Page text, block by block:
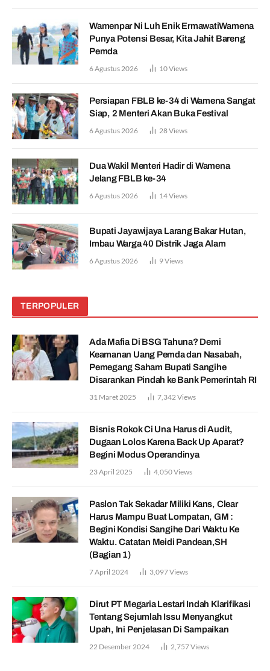
Wamenpar Ni Luh Enik ErmawatiWamena
Punya Potensi Besar, Kita Jahit Bareng
Pemda
6 Agustus 2026 10Views
Persiapan FBLB ke-34 di Wamena Sangat
Siap, 2 Menteri Akan Buka Festival
6 Agustus 2026 28Views
Dua Wakil Menteri Hadir di Wamena
Jelang FBLB ke-34
6 Agustus 2026 14Views
Bupati Jayawijaya Larang Bakar Hutan,
Imbau Warga 40 Distrik Jaga Alam
6 Agustus 2026 9Views
TERPOPULER
Ada Mafia Di BSG Tahuna? Demi
Keamanan Uang Pemda dan Nasabah,
Pemegang Saham Bupati Sangihe
Disarankan Pindah ke Bank Pemerintah RI
31 Maret 2025 7,342 Views
Bisnis Rokok Ci Una Harus di Audit,
Dugaan Lolos Karena Back Up Aparat?
Begini Modus Operandinya
23 April 2025 4,050Views
Paslon Tak Sekadar Miliki Kans, Clear
Harus Mampu Buat Lompatan, GM :
Begini Kondisi Sangihe Dari Waktu Ke
Waktu. Catatan Meidi Pandean,SH
(Bagian 1)
7 April 2024 3,097Views
Dirut PT Megaria Lestari Indah Klarifikasi
Tentang Sejumlah Issu Menyangkut
Upah, Ini Penjelasan Di Sampaikan
22 Desember 2024 2,757Views